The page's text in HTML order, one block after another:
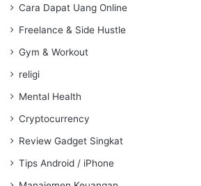
Cara Dapat Uang Online
Freelance & Side Hustle
Gym & Workout
religi
Mental Health
Cryptocurrency
Review Gadget Singkat
Tips Android / iPhone